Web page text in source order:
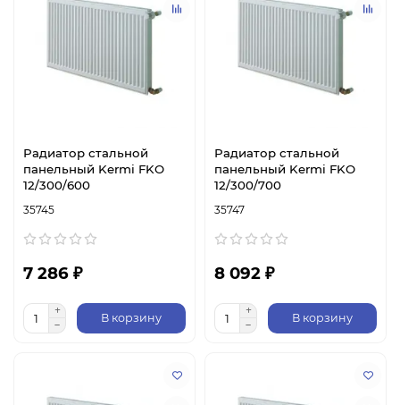
Радиатор стальной
панельный Kermi FKO
12/300/600
35745
7 286 ₽
В корзину
Радиатор стальной
панельный Kermi FKO
12/300/700
35747
8 092 ₽
В корзину